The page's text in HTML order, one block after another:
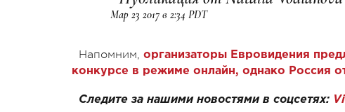
Мар 23 2017 в 2:34 PDT
Напомним, организаторы Евровидения
конкурсе в режиме онлайн, однако Россия
Следите за нашими новостями в соцсетях: